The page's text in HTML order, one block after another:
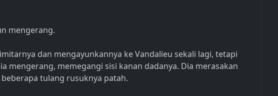
mengerang.
dan mengayunkannya ke Vandalieu sekali lagi, tetapi
mengerang, memegangi sisi kanan dadanya. Dia merasakan
tulang rusuknya patah.